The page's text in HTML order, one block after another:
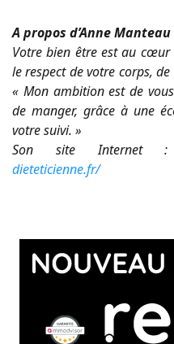
A propos d’Anne Manteau
Votre bien être est au
le respect de votre corps,
« Mon ambition est de
de manger, grâce à une
votre suivi. »
Son site Internet
dieteticienne.fr/